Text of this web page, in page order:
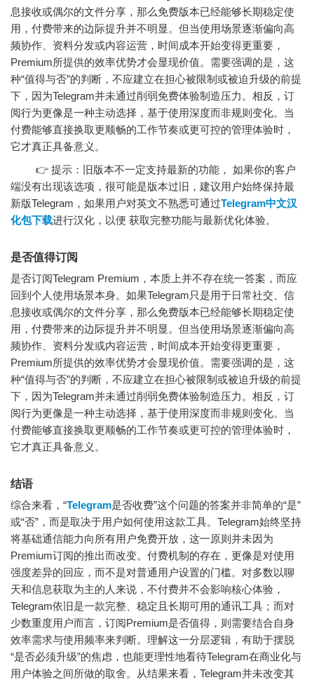
息接收或偶尔的文件分享，那么免费版本已经能够长期稳定使
用，付费带来的边际提升并不明显。但当使用场景逐渐偏向高
频协作、资料分发或内容运营，时间成本开始变得更重要，
Premium所提供的效率优势才会显现价值。需要强调的是，这
种“值得与否”的判断，不应建立在担心被限制或被迫升级的前提
下，因为Telegram并未通过削弱免费体验制造压力。相反，订
阅行为更像是一种主动选择，基于使用深度而非规则变化。当
付费能够直接换取更顺畅的工作节奏或更可控的管理体验时，
它才真正具备意义。
👉 提示：旧版本不一定支持最新的功能， 如果你的客户
端没有出现该选项，很可能是版本过旧，建议用户始终保持最
新版Telegram，如果用户对英文不熟悉可通过Telegram中文汉
化包下载进行汉化，以便 获取完整功能与最新优化体验。
是否值得订阅
是否订阅Telegram Premium，本质上并不存在统一答案，而应
回到个人使用场景本身。如果Telegram只是用于日常社交、信
息接收或偶尔的文件分享，那么免费版本已经能够长期稳定使
用，付费带来的边际提升并不明显。但当使用场景逐渐偏向高
频协作、资料分发或内容运营，时间成本开始变得更重要，
Premium所提供的效率优势才会显现价值。需要强调的是，这
种“值得与否”的判断，不应建立在担心被限制或被迫升级的前提
下，因为Telegram并未通过削弱免费体验制造压力。相反，订
阅行为更像是一种主动选择，基于使用深度而非规则变化。当
付费能够直接换取更顺畅的工作节奏或更可控的管理体验时，
它才真正具备意义。
结语
综合来看，“Telegram是否收费”这个问题的答案并非简单的“是”
或“否”，而是取决于用户如何使用这款工具。Telegram始终坚持
将基础通信能力向所有用户免费开放，这一原则并未因为
Premium订阅的推出而改变。付费机制的存在，更像是对使用
强度差异的回应，而不是对普通用户设置的门槛。对多数以聊
天和信息获取为主的人来说，不付费并不会影响核心体验，
Telegram依旧是一款完整、稳定且长期可用的通讯工具；而对
少数重度用户而言，订阅Premium是否值得，则需要结合自身
效率需求与使用频率来判断。理解这一分层逻辑，有助于摆脱
“是否必须升级”的焦虑，也能更理性地看待Telegram在商业化与
用户体验之间所做的取舍。从结果来看，Telegram并未改变其